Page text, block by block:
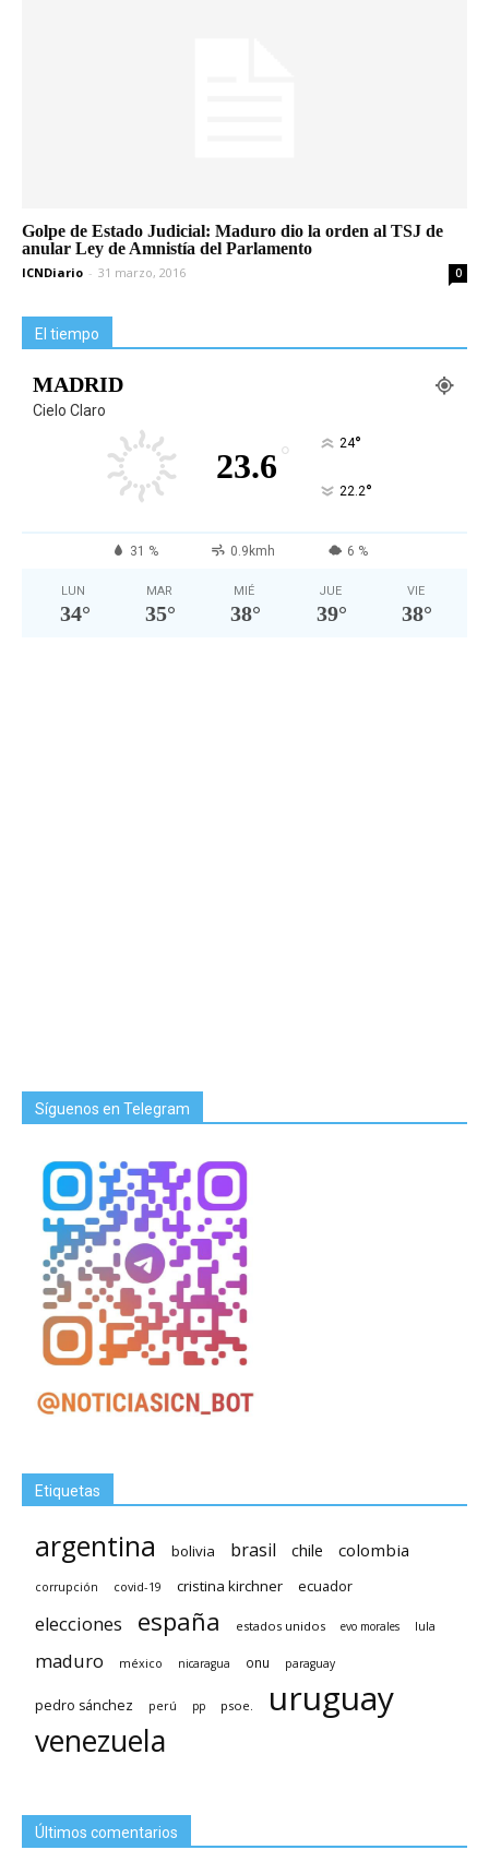
Golpe de Estado Judicial: Maduro dio la orden al TSJ de
anular Ley de Amnistía del Parlamento
ICNDiario - 31 marzo, 2016 0
El tiempo
MADRID
Cielo Claro
23.6 ° 24°
22.2°
31 % 0.9kmh 6 %
LUN
34°
MAR
35°
MIÉ
38°
JUE
39°
VIE
38°
Síguenos en Telegram
Etiquetas
argentina bolivia brasil chile colombia
corrupción covid-19 cristina kirchner ecuador
elecciones españa estados unidos evo morales lula
maduro méxico nicaragua onu paraguay
pedro sánchez perú pp psoe. uruguay
venezuela
Últimos comentarios